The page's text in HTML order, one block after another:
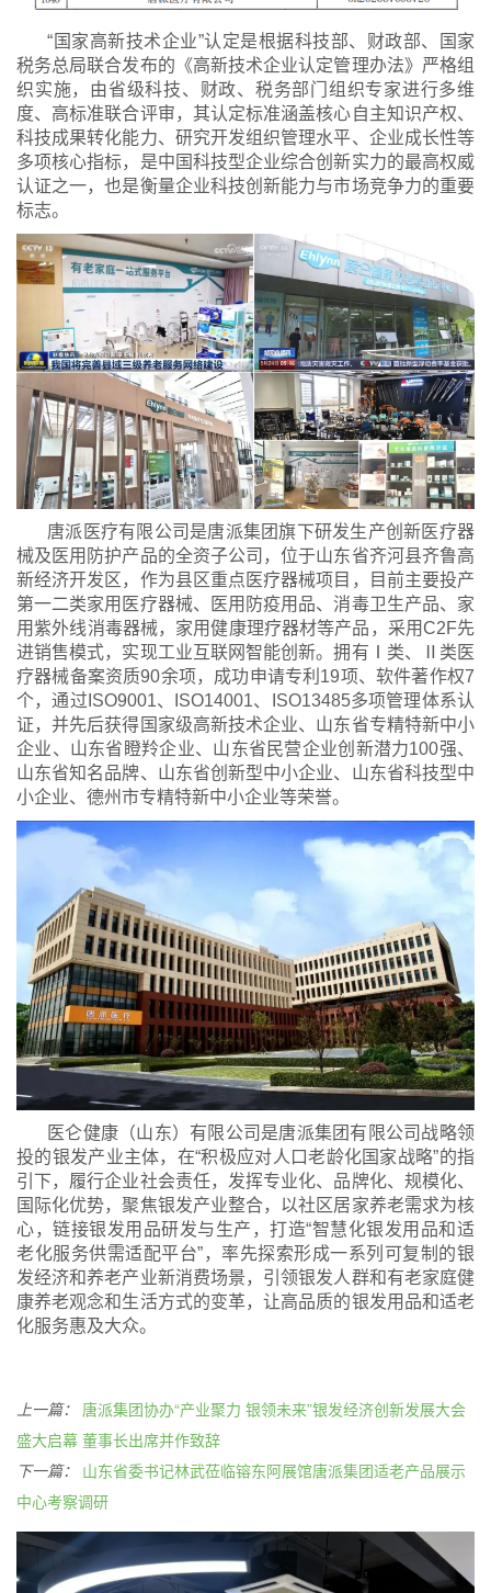
“国家高新技术企业”认定是根据科技部、财政部、国家
税务总局联合发布的《高新技术企业认定管理办法》严格组
织实施，由省级科技、财政、税务部门组织专家进行多维
度、高标准联合评审，其认定标准涵盖核心自主知识产权、
科技成果转化能力、研究开发组织管理水平、企业成长性等
多项核心指标，是中国科技型企业综合创新实力的最高权威
认证之一，也是衡量企业科技创新能力与市场竞争力的重要
标志。
唐派医疗有限公司是唐派集团旗下研发生产创新医疗器
械及医用防护产品的全资子公司，位于山东省齐河县齐鲁高
新经济开发区，作为县区重点医疗器械项目，目前主要投产
第一二类家用医疗器械、医用防疫用品、消毒卫生产品、家
用紫外线消毒器械，家用健康理疗器材等产品，采用C2F先
进销售模式，实现工业互联网智能创新。拥有Ⅰ类、Ⅱ类医
疗器械备案资质90余项，成功申请专利19项、软件著作权7
个，通过ISO9001、ISO14001、ISO13485多项管理体系认
证，并先后获得国家级高新技术企业、山东省专精特新中小
企业、山东省瞪羚企业、山东省民营企业创新潜力100强、
山东省知名品牌、山东省创新型中小企业、山东省科技型中
小企业、德州市专精特新中小企业等荣誉。
医仑健康（山东）有限公司是唐派集团有限公司战略领
投的银发产业主体，在“积极应对人口老龄化国家战略”的指
引下，履行企业社会责任，发挥专业化、品牌化、规模化、
国际化优势，聚焦银发产业整合，以社区居家养老需求为核
心，链接银发用品研发与生产，打造“智慧化银发用品和适
老化服务供需适配平台”，率先探索形成一系列可复制的银
发经济和养老产业新消费场景，引领银发人群和有老家庭健
康养老观念和生活方式的变革，让高品质的银发用品和适老
化服务惠及大众。
上一篇： 唐派集团协办“产业聚力 银领未来”银发经济创新发展大会
盛大启幕 董事长出席并作致辞
下一篇： 山东省委书记林武莅临镕东阿展馆唐派集团适老产品展示
中心考察调研